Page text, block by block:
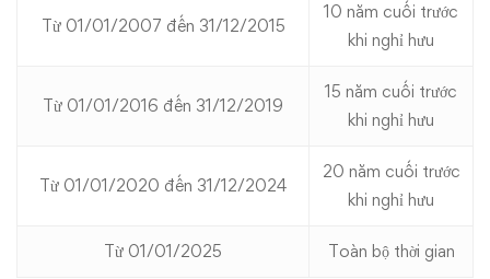
Từ 01/01/2007 đến 31/12/2015
10 năm cuối trước
khi nghỉ hưu
Từ 01/01/2016 đến 31/12/2019
15 năm cuối trước
khi nghỉ hưu
Từ 01/01/2020 đến 31/12/2024
20 năm cuối trước
khi nghỉ hưu
Từ 01/01/2025 Toàn bộ thời gian